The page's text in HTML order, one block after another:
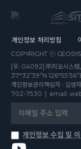
개인정보 처리방침
COPYRIGHT ⓒ
[우: 04092] ㈜지오시스템,
37°32’39”N
개인정보관리책임자 :
702-7530 | email:
개인정보 수집 및